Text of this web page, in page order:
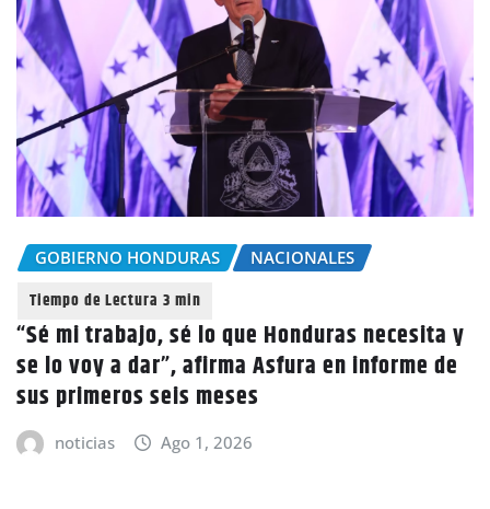
GOBIERNO HONDURAS NACIONALES
“Sé mi trabajo, sé lo que Honduras necesita y
se lo voy a dar”, afirma Asfura en informe de
sus primeros seis meses
noticias Ago 1, 2026